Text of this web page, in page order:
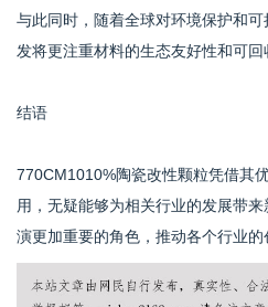
与此同时，随着全球对环境保护和
发将更注重材料的生态友好性和可回
结语
770CM1010%陶瓷改性颗粒凭借其
用，无疑能够为相关行业的发展带
演更加重要的角色，推动各个行业的